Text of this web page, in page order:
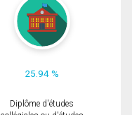
25.94 %
Diplôme d'études